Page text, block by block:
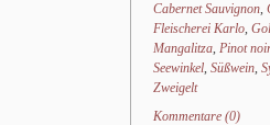
Cabernet Sauvignon,
Fleischerei Karlo,
Mangalitza, Pinot
Seewinkel, Süßwein,
Zweigelt
Kommentare (0)